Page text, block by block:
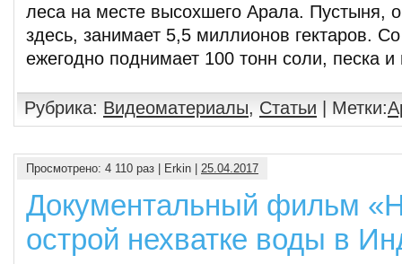
леса на месте высохшего Арала. Пустыня,
здесь, занимает 5,5 миллионов гектаров.
ежегодно поднимает 100 тонн соли, песка
Рубрика: Видеоматериалы, Статьи | Метки:
Просмотрено: 4 110 раз | Erkin | 25.04.2017
Документальный фильм
острой нехватке воды в